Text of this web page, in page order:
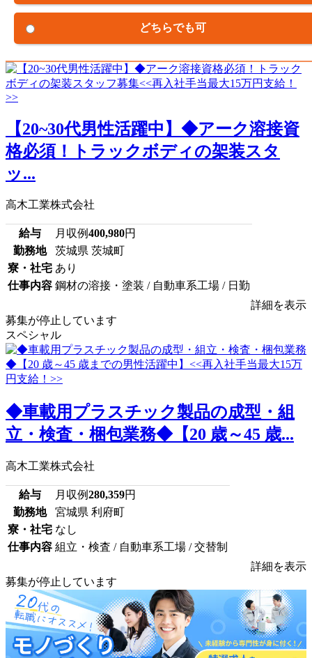
どちらでも可
【20~30代男性活躍中】◆アーク溶接資
格必須！トラックボディの架装スタ
ッ...
高木工業株式会社
給与 月収例400,980円
勤務地
茨城県 茨城町
寮・社宅 あり
仕事内容 鋼材の溶接・塗装 / 自動車系工場 / 日勤
詳細を表示
募集が停止しています
スペシャル
◆車載用プラスチック製品の成型・組
立・検査・梱包業務◆【20 歳～45 歳...
高木工業株式会社
給与 月収例280,359円
勤務地
宮城県 利府町
寮・社宅 なし
仕事内容 組立・検査 / 自動車系工場 / 交替制
詳細を表示
募集が停止しています